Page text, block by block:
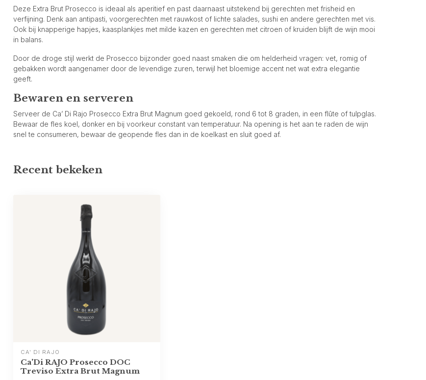
Deze Extra Brut Prosecco is ideaal als aperitief en past daarnaast uitstekend bij gerechten met frisheid en
verfijning. Denk aan antipasti, voorgerechten met rauwkost of lichte salades, sushi en andere gerechten met vis.
Ook bij knapperige hapjes, kaasplankjes met milde kazen en gerechten met citroen of kruiden blijft de wijn mooi
in balans.
Door de droge stijl werkt de Prosecco bijzonder goed naast smaken die om helderheid vragen: vet, romig of
gebakken wordt aangenamer door de levendige zuren, terwijl het bloemige accent net wat extra elegantie
geeft.
Bewaren en serveren
Serveer de Ca’ Di Rajo Prosecco Extra Brut Magnum goed gekoeld, rond 6 tot 8 graden, in een flûte of tulpglas.
Bewaar de fles koel, donker en bij voorkeur constant van temperatuur. Na opening is het aan te raden de wijn
snel te consumeren, bewaar de geopende fles dan in de koelkast en sluit goed af.
Recent bekeken
CA' DI RAJO
Ca'Di RAJO Prosecco DOC
Treviso Extra Brut Magnum